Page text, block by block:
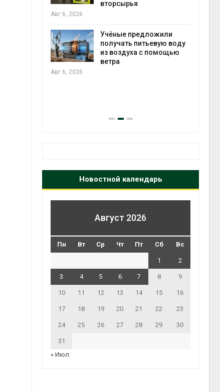
вторсырья
Авг 6, 2026
Учёные предложили
получать питьевую воду
из воздуха с помощью
ветра
Авг 6, 2026
Новостной календарь
Август 2026
Пн Вт Ср Чт Пт Сб Вс
1 2
3 4 5 6 7 8 9
10 11 12 13 14 15 16
17 18 19 20 21 22 23
24 25 26 27 28 29 30
31
« Июл